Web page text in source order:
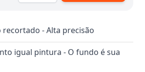
- Alta precisão
igual pintura - O fundo é sua